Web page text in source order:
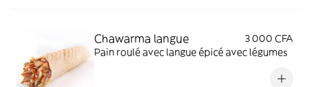
Chawarma langue
3 000 CFA
Pain roulé avec langue épicé avec légumes